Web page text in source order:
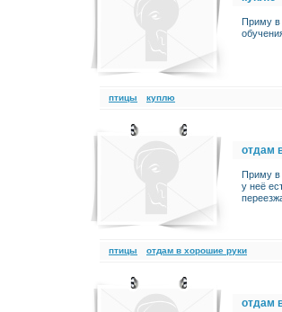
Приму в
птицы куплю
отдам
Приму в
у неё
птицы отдам в хорошие руки
отдам